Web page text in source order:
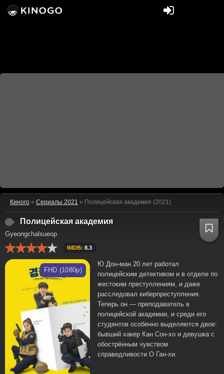
Киного » Сериалы 2021 » Полицейская академия (2021)
Полицейская академия
Gyeongchalsueop
IMDB: 8.3
FHD (1080p)
Ю Дон-ман 20 лет работал
полицейским детективом и в отделе по
жестоким преступлениям, и даже
расследовал киберпреступления.
Теперь он — преподаватель в
полицейской академии, и среди его
студентов особенно выделяются двое:
бывший хакер Кан Сон-хо и девушка с
обострённым чувством
справедливости О Ган-хи.